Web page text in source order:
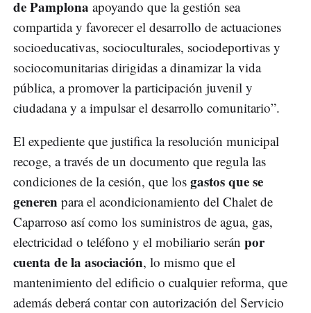
de Pamplona apoyando que la gestión sea
compartida y favorecer el desarrollo de actuaciones
socioeducativas, socioculturales, sociodeportivas y
sociocomunitarias dirigidas a dinamizar la vida
pública, a promover la participación juvenil y
ciudadana y a impulsar el desarrollo comunitario”.
El expediente que justifica la resolución municipal
recoge, a través de un documento que regula las
condiciones de la cesión, que los gastos que se
generen para el acondicionamiento del Chalet de
Caparroso así como los suministros de agua, gas,
electricidad o teléfono y el mobiliario serán por
cuenta de la asociación, lo mismo que el
mantenimiento del edificio o cualquier reforma, que
además deberá contar con autorización del Servicio